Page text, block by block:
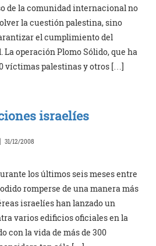
de la comunidad internacional no
la cuestión palestina, sino
el cumplimiento del
operación Plomo Sólido, que ha
víctimas palestinas y otros […]
israelíes
31/12/2008
los últimos seis meses entre
romperse de una manera más
israelíes han lanzado un
varios edificios oficiales en la
con la vida de más de 300